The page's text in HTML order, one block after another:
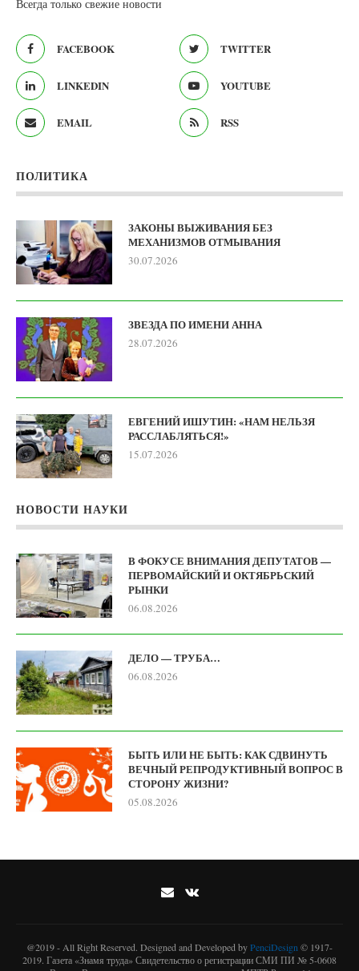
Всегда только свежие новости
FACEBOOK TWITTER
LINKEDIN YOUTUBE
EMAIL RSS
ПОЛИТИКА
ЗАКОНЫ ВЫЖИВАНИЯ БЕЗ
МЕХАНИЗМОВ ОТМЫВАНИЯ
30.07.2026
ЗВЕЗДА ПО ИМЕНИ АННА
28.07.2026
ЕВГЕНИЙ ИШУТИН: «НАМ НЕЛЬЗЯ
РАССЛАБЛЯТЬСЯ!»
15.07.2026
НОВОСТИ НАУКИ
В ФОКУСЕ ВНИМАНИЯ ДЕПУТАТОВ —
ПЕРВОМАЙСКИЙ И ОКТЯБРЬСКИЙ
РЫНКИ
06.08.2026
ДЕЛО — ТРУБА…
06.08.2026
БЫТЬ ИЛИ НЕ БЫТЬ: КАК СДВИНУТЬ
ВЕЧНЫЙ РЕПРОДУКТИВНЫЙ ВОПРОС В
СТОРОНУ ЖИЗНИ?
05.08.2026
@2019 - All Right Reserved. Designed and Developed byPenciDesign© 1917-
2019. Газета «Знамя труда» Свидетельство о регистрации СМИ ПИ № 5-0608